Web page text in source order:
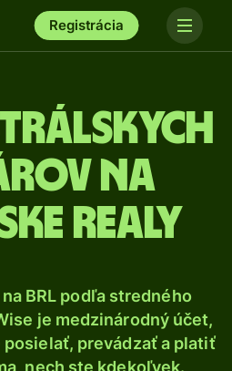
Registrácia
na
realy
BRL podľa stredného
je medzinárodný účet,
prevádzať a platiť
nech ste kdekoľvek.